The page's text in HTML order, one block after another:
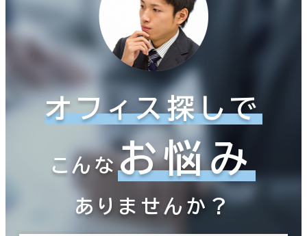
オフィス探しで
こんなお悩み
ありませんか？